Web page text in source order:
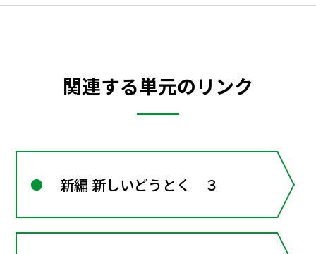
関連する単元のリンク
新編 新しいどうとく ３